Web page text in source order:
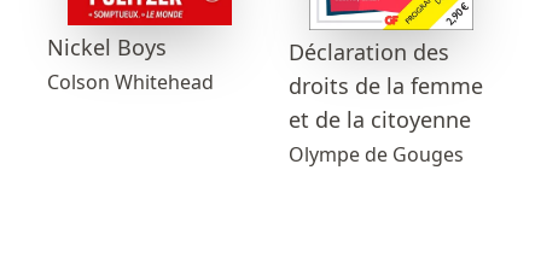
Nickel Boys
Colson Whitehead
Déclaration des
droits de la femme
et de la citoyenne
Olympe de Gouges